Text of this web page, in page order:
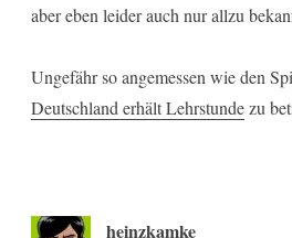
aber eben leider auch nur allzu
Ungefähr so angemessen wie den
Deutschland erhält Lehrstundezu
heinzkamke